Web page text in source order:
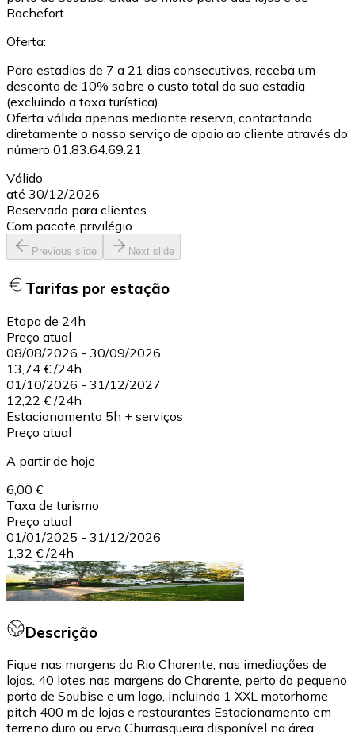
Rochefort.
Oferta:
Para estadias de 7 a 21 dias consecutivos, receba um
desconto de 10% sobre o custo total da sua estadia
(excluindo a taxa turística).
Oferta válida apenas mediante reserva, contactando
diretamente o nosso serviço de apoio ao cliente através do
número 01.83.64.69.21
Válido
até 30/12/2026
Reservado para clientes
Com pacote privilégio
Previous slide Next slide
Tarifas por estação
Etapa de 24h
Preço atual
08/08/2026 - 30/09/2026
13,74 € /24h
01/10/2026 - 31/12/2027
12,22 € /24h
Estacionamento 5h + serviços
Preço atual
A partir de hoje
6,00 €
Taxa de turismo
Preço atual
01/01/2025 - 31/12/2026
1,32 € /24h
Descrição
Fique nas margens do Rio Charente, nas imediações de
lojas. 40 lotes nas margens do Charente, perto do pequeno
porto de Soubise e um lago, incluindo 1 XXL motorhome
pitch 400 m de lojas e restaurantes Estacionamento em
terreno duro ou erva Churrasqueira disponível na área